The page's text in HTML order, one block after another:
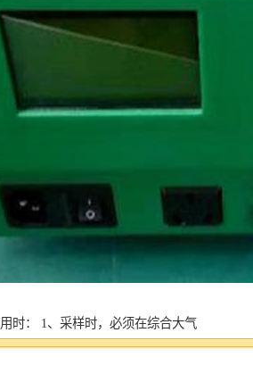
时： 1、采样时，必须在综合大气
过滤器，防止大气中的灰尘、气溶